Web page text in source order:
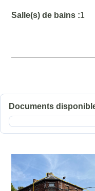
Salle(s) de bains :1
Documents